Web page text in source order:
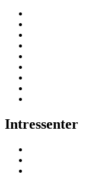
Intressenter